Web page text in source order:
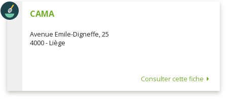
CAMA
Avenue Emile-Digneffe, 25
4000 - Liège
Consulter cette fiche